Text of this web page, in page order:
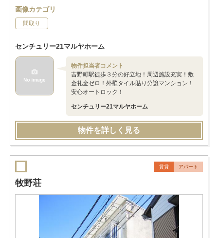
画像カテゴリ
間取り
センチュリー21マルヤホーム
物件担当者コメント
吉野町駅徒歩３分の好立地！周辺施設充実！敷
金礼金ゼロ！外壁タイル貼り分譲マンション！
安心オートロック！
センチュリー21マルヤホーム
物件を詳しく見る
賃貸 アパート
牧野荘